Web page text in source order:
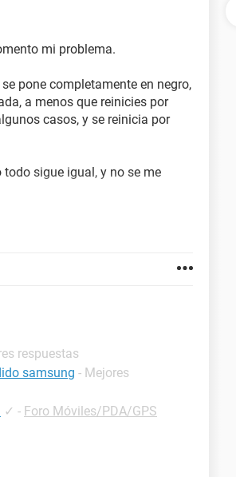
mi problema.
pone completamente en negro,
a menos que reinicies por
casos, y se reinicia por
sigue igual, y no se me
respuestas
samsung - Mejores
✓ - Foro Móviles/PDA/GPS